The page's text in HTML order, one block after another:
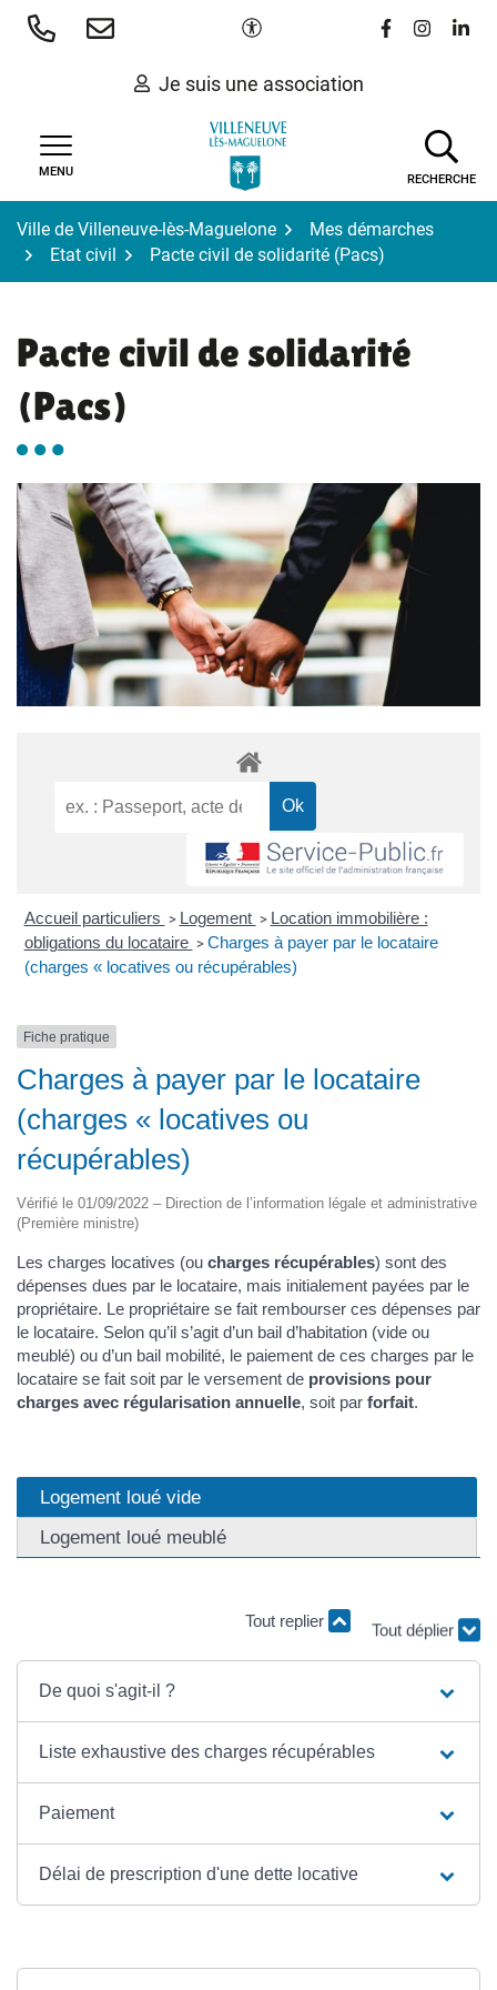
Aller
Paramètres d'accessibilité
Lien vers le
Lien vers
Lien
Je suis une association
MENU
RECHERCHE
Ville de Villeneuve-lès-Maguelone
Mes démarches
Etat civil
Pacte civil de solidarité (Pacs)
Pacte civil de solidarité
(Pacs)
Accueil particuliers > Logement > Location immobilière :
obligations du locataire > Charges à payer par le locataire
(charges « locatives ou récupérables)
Fiche pratique
Charges à payer par le locataire
(charges « locatives ou
récupérables)
Vérifié le 01/09/2022 – Direction de l’information légale et administrative
(Première ministre)
Les charges locatives (ou charges récupérables) sont des
dépenses dues par le locataire, mais initialement payées par le
propriétaire. Le propriétaire se fait rembourser ces dépenses par
le locataire. Selon qu’il s’agit d’un bail d’habitation (vide ou
meublé) ou d’un bail mobilité, le paiement de ces charges par le
locataire se fait soit par le versement de provisions pour
charges avec régularisation annuelle, soit par forfait.
Logement loué vide
Logement loué meublé
Tout replier
Tout déplier
De quoi s'agit-il ?
Liste exhaustive des charges récupérables
Paiement
Délai de prescription d'une dette locative